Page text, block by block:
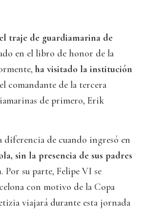
traje de guardiamarina de
en el libro de honor de la
ha visitado la institución
comandante de la tercera
de primero, Erik
diferencia de cuando ingresó en
sin la presencia de sus padres
. Por su parte, Felipe VI se
con motivo de la Copa
viajará durante esta jornada